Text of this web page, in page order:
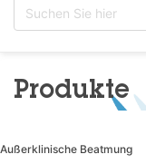
Produkte
Außerklinische Beatmung